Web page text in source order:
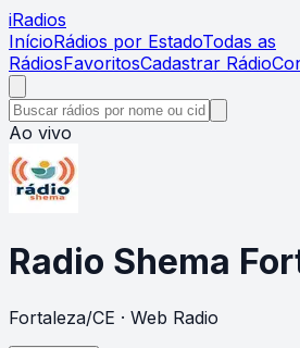
iRadios
InícioRádios por EstadoTodas as
RádiosFavoritosCadastrar Rádio
Ao vivo
Radio Shema
Fortaleza/CE · Web Radio